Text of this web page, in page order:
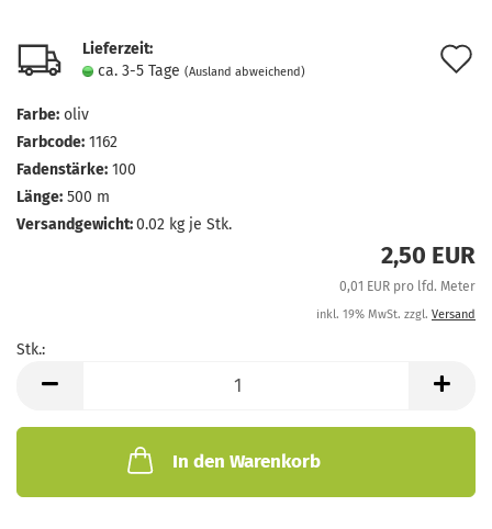
Lieferzeit:
ca. 3-5 Tage (Ausland abweichend)
Farbe: oliv
Farbcode: 1162
Fadenstärke: 100
Länge: 500 m
Versandgewicht:0.02 kg je Stk.
2,50 EUR
0,01 EUR pro lfd. Meter
inkl. 19% MwSt. zzgl. Versand
Stk.:
In den Warenkorb